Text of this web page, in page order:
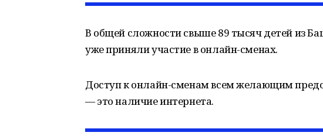
В общей сложности свыше 89 тысяч детей из
уже приняли участие в онлайн-сменах.
Доступ к онлайн-сменам всем желающим
— это наличие интернета.